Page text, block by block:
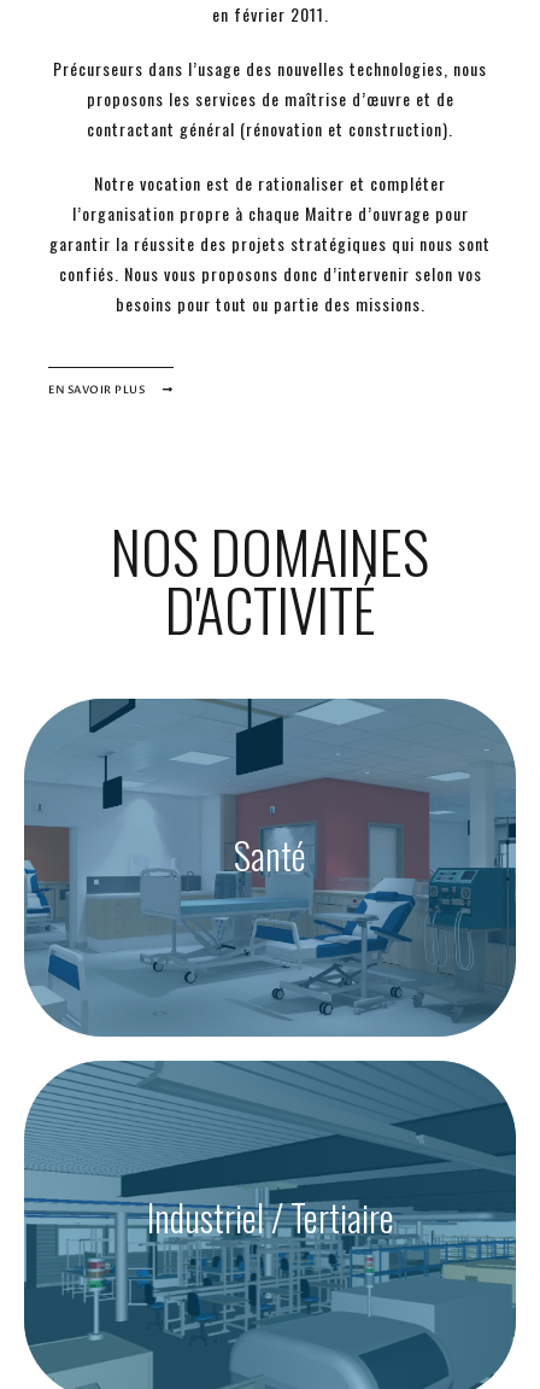
en février 2011.
Précurseurs dans l’usage des nouvelles technologies, nous
proposons les services de maîtrise d’œuvre et de
contractant général (rénovation et construction).
Notre vocation est de rationaliser et compléter
l’organisation propre à chaque Maitre d’ouvrage pour
garantir la réussite des projets stratégiques qui nous sont
confiés. Nous vous proposons donc d’intervenir selon vos
besoins pour tout ou partie des missions.
EN SAVOIR PLUS
NOS DOMAINES
D'ACTIVITÉ
Santé
Industriel / Tertiaire